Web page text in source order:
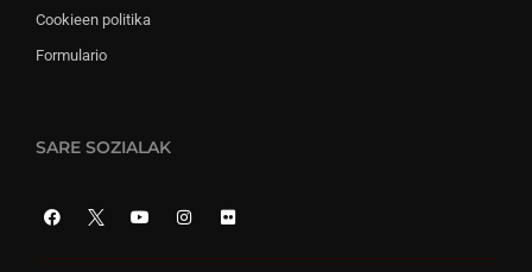
Cookieen politika
Formulario
SARE SOZIALAK